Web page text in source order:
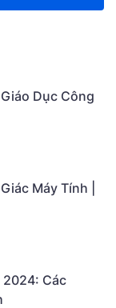
Dục Công
Máy Tính |
2024: Các